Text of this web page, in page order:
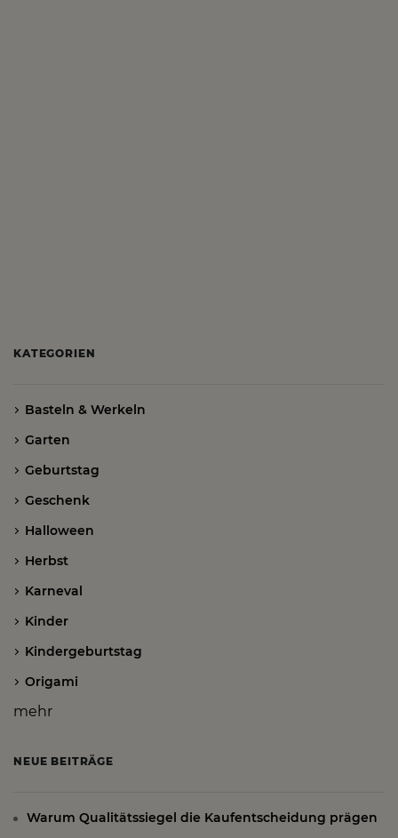
KATEGORIEN
Basteln & Werkeln
Garten
Geburtstag
Geschenk
Halloween
Herbst
Karneval
Kinder
Kindergeburtstag
Origami
mehr
NEUE BEITRÄGE
Warum Qualitätssiegel die Kaufentscheidung prägen